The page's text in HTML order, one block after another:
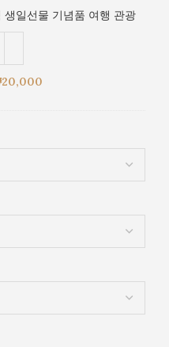
일선물 기념품 여행 관광
20,000